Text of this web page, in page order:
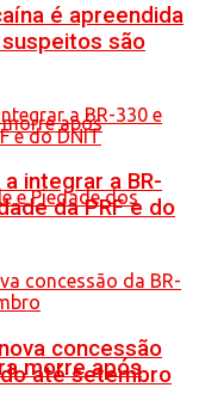
morre após
é apreendida
são
integrar a BR-
da PRF e do
concessão
até setembro